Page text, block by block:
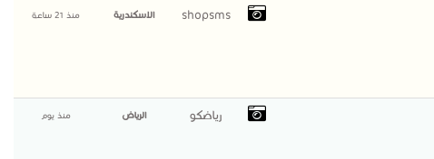
shopsms الاسكندرية منذ 21 ساعة
رياضكو الرياض منذ يوم